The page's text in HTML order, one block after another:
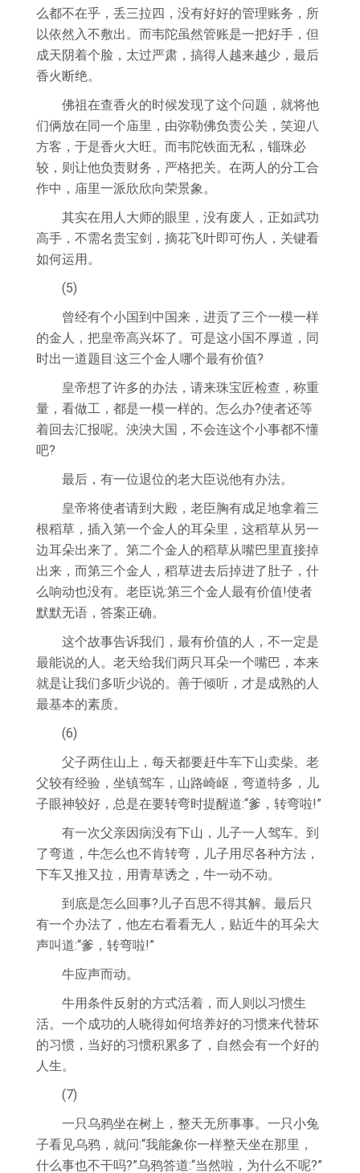
么都不在乎，丢三拉四，没有好好的管理账务，所
以依然入不敷出。而韦陀虽然管账是一把好手，但
成天阴着个脸，太过严肃，搞得人越来越少，最后
香火断绝。
佛祖在查香火的时候发现了这个问题，就将他
们俩放在同一个庙里，由弥勒佛负责公关，笑迎八
方客，于是香火大旺。而韦陀铁面无私，锱珠必
较，则让他负责财务，严格把关。在两人的分工合
作中，庙里一派欣欣向荣景象。
其实在用人大师的眼里，没有废人，正如武功
高手，不需名贵宝剑，摘花飞叶即可伤人，关键看
如何运用。
(5)
曾经有个小国到中国来，进贡了三个一模一样
的金人，把皇帝高兴坏了。可是这小国不厚道，同
时出一道题目:这三个金人哪个最有价值?
皇帝想了许多的办法，请来珠宝匠检查，称重
量，看做工，都是一模一样的。怎么办?使者还等
着回去汇报呢。泱泱大国，不会连这个小事都不懂
吧?
最后，有一位退位的老大臣说他有办法。
皇帝将使者请到大殿，老臣胸有成足地拿着三
根稻草，插入第一个金人的耳朵里，这稻草从另一
边耳朵出来了。第二个金人的稻草从嘴巴里直接掉
出来，而第三个金人，稻草进去后掉进了肚子，什
么响动也没有。老臣说:第三个金人最有价值!使者
默默无语，答案正确。
这个故事告诉我们，最有价值的人，不一定是
最能说的人。老天给我们两只耳朵一个嘴巴，本来
就是让我们多听少说的。善于倾听，才是成熟的人
最基本的素质。
(6)
父子两住山上，每天都要赶牛车下山卖柴。老
父较有经验，坐镇驾车，山路崎岖，弯道特多，儿
子眼神较好，总是在要转弯时提醒道:“爹，转弯啦!”
有一次父亲因病没有下山，儿子一人驾车。到
了弯道，牛怎么也不肯转弯，儿子用尽各种方法，
下车又推又拉，用青草诱之，牛一动不动。
到底是怎么回事?儿子百思不得其解。最后只
有一个办法了，他左右看看无人，贴近牛的耳朵大
声叫道:“爹，转弯啦!”
牛应声而动。
牛用条件反射的方式活着，而人则以习惯生
活。一个成功的人晓得如何培养好的习惯来代替坏
的习惯，当好的习惯积累多了，自然会有一个好的
人生。
(7)
一只乌鸦坐在树上，整天无所事事。一只小兔
子看见乌鸦，就问:“我能象你一样整天坐在那里，
什么事也不干吗?”乌鸦答道:“当然啦，为什么不呢?”